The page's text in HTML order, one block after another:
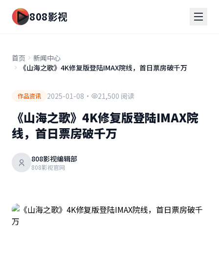
808影视
首页
新闻中心
《山海之歌》4K修复版登陆IMAX院线，首日票房破千万
作品资讯 2025-01-08 · 21,500 阅读
《山海之歌》4K修复版登陆IMAX院
线，首日票房破千万
808影视编辑部
808影视官网